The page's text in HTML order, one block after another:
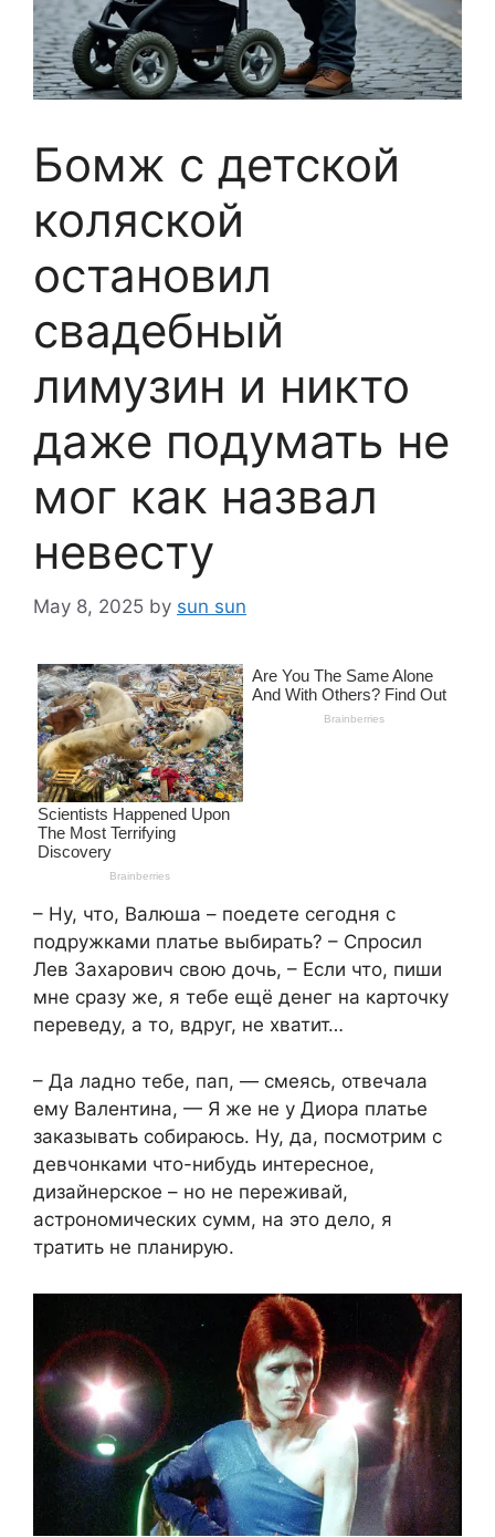
Бомж с детской
коляской
остановил
свадебный
лимузин и никто
даже подумать не
мог как назвал
невесту
May 8, 2025 by sun sun
– Ну, что, Валюша – поедете сегодня с
подружками платье выбирать? – Спросил
Лев Захарович свою дочь, – Если что, пиши
мне сразу же, я тебе ещё денег на карточку
переведу, а то, вдруг, не хватит…
– Да ладно тебе, пап, — смеясь, отвечала
ему Валентина, — Я же не у Диора платье
заказывать собираюсь. Ну, да, посмотрим с
девчонками что-нибудь интересное,
дизайнерское – но не переживай,
астрономических сумм, на это дело, я
тратить не планирую.